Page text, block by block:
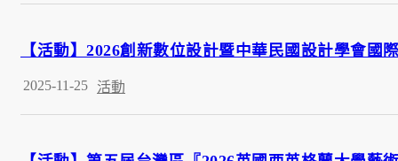
【活動】2026創新數位設計暨中華民國設計學會國
2025-11-25 活動